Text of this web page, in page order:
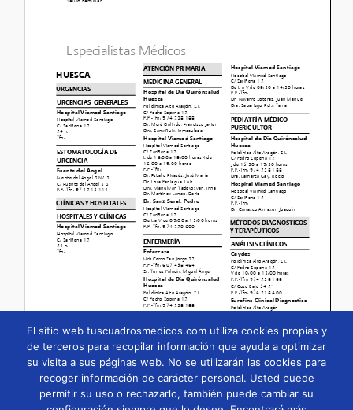
Página1/82 Zoom100%
El sitio web tuscuadrosmedicos.com utiliza cookies propias y
de terceros para recopilar información que ayuda a optimizar
su visita a sus páginas web. No se utilizarán las cookies para
recoger información de carácter personal. Usted puede
permitir su uso o rechazarlo, también puede cambiar su